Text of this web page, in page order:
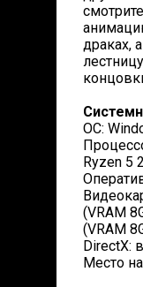
драках,
ОС:
Ryzen 5
(VRAM
(VRAM
DirectX:
Место